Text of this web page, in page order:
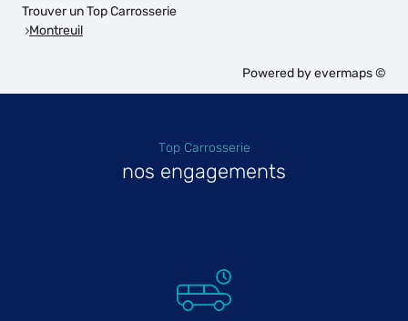
Trouver un Top Carrosserie
Montreuil
Powered byevermaps ©
Top Carrosserie
nos engagements